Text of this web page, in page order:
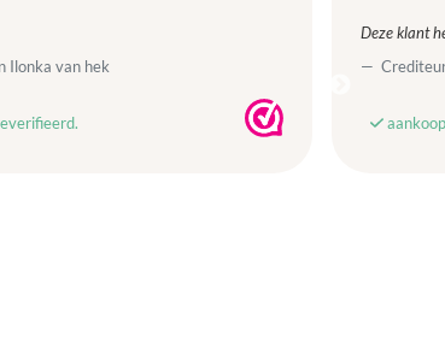
Ilonka van hek
Deze klant